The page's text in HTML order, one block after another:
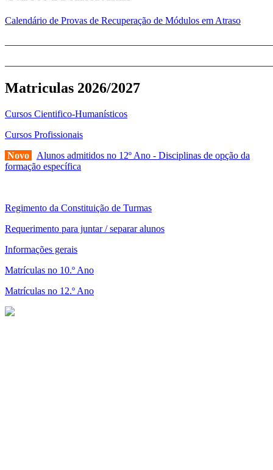
Calendário de Provas de Recuperação de Módulos em Atraso
Matriculas 2026/2027
Cursos Cientifico-Humanísticos
Cursos Profissionais
Novo
Alunos admitidos no 12º Ano - Disciplinas de opção da
formação específica
Regimento da Constituição de Turmas
Requerimento para juntar / separar alunos
Informações gerais
Matrículas no 10.º Ano
Matrículas no 12.º Ano